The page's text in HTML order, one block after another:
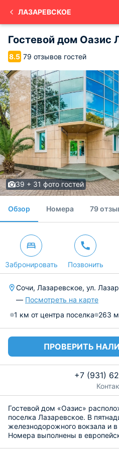
ЛАЗАРЕВСКОЕ
Гостевой дом Оазис
8.5 79 отзывов гостей
39 + 31 фото гостей
Обзор Номера 79
Забронировать Позвонить
Сочи, Лазаревское, ул.
— Посмотреть на карте
1 км от центра поселка 263
ПРОВЕРИТЬ
+7 (931)
Гостевой дом «Оазис»
поселка Лазаревское. В
железнодорожного вокзала и
Номера выполнены в